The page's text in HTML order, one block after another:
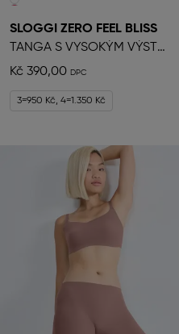
SLOGGI ZERO FEEL BLISS
TANGA S VYSOKÝM VÝSTŘIHEM
Kč 390,00
3=950 Kč, 4=1.350 Kč